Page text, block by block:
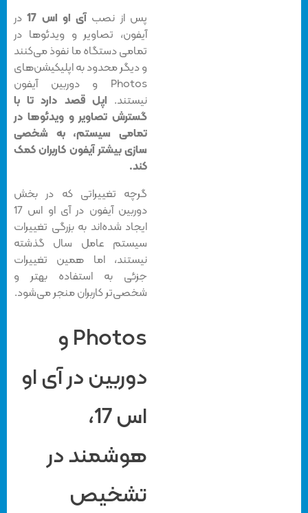
پس از نصبآی او اس 17
در
آیفون، تصاویر و ویدئوها در
تمامی دستگاه ما نفوذ می‌کنند
و دیگر محدود به اپلیکیشن‌های
Photos و دوربین آیفون
نیستند.اپل قصد دارد تا با
گسترش تصاویر و ویدئوها در
تمامی سیستم، به شخصی
سازی بیشتر آیفون کاربران کمک
گرچه تغییراتی که در بخش
دوربین آیفون در آی او اس 17
ایجاد شده‌اند به بزرگی تغییرات
سیستم عامل سال گذشته
نیستند، اما همین تغییرات
جزئی به استفاده بهتر و
شخصی‌تر کاربران منجر می‌شود.
Photos و
دوربین در آی او
اس 17،
هوشمند در
تشخیص